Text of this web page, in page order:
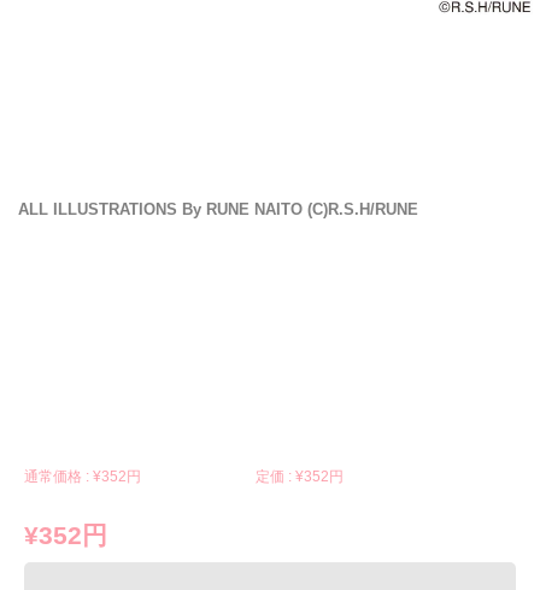
ALL ILLUSTRATIONS By RUNE NAITO (C)R.S.H/RUNE
通常価格 : ¥352円 定価 : ¥352円
¥352円